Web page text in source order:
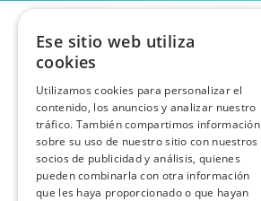
Ese sitio web utiliza
cookies
Utilizamos cookies para personalizar el
contenido, los anuncios y analizar nuestro
tráfico. También compartimos información
sobre su uso de nuestro sitio con nuestros
socios de publicidad y análisis, quienes
pueden combinarla con otra información
que les haya proporcionado o que hayan